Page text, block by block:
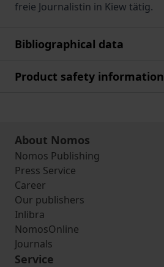
freie Journalistin in Kiew tätig.
Bibliographical data
Product safety information
About Nomos
Nomos Publishing
Press Service
Career
Our publishers
Inlibra
NomosOnline
Journals
Service